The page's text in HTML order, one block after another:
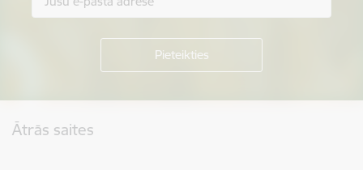
Ātrās saites